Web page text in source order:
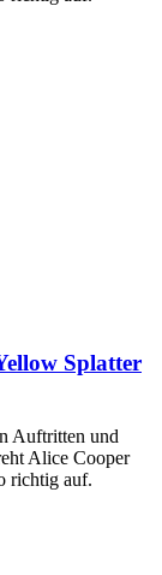
Splatter
Auftritten und
Alice Cooper
richtig auf.